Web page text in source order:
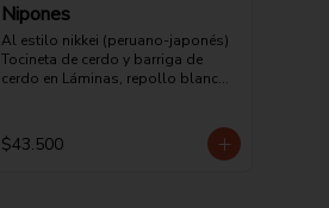
Nipones
Al estilo nikkei (peruano-japonés)
Tocineta de cerdo y barriga de
cerdo en Láminas, repollo blanco,
salsa tonkatsu, katsuobushi,
semillas de sésamo negro,
$43.500